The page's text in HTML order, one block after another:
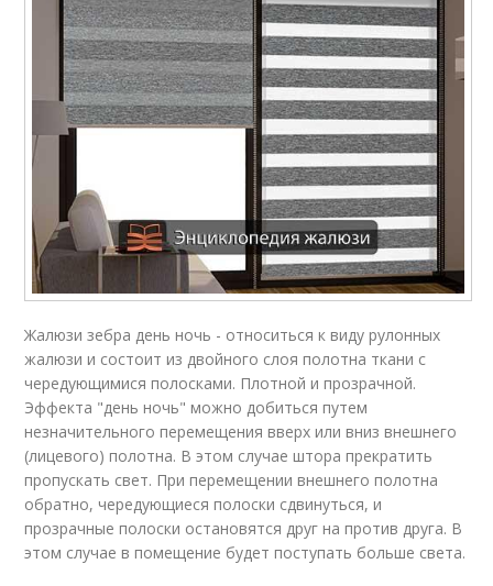
Жалюзи зебра день ночь - относиться к виду рулонных
жалюзи и состоит из двойного слоя полотна ткани с
чередующимися полосками. Плотной и прозрачной.
Эффекта "день ночь" можно добиться путем
незначительного перемещения вверх или вниз внешнего
(лицевого) полотна. В этом случае штора прекратить
пропускать свет. При перемещении внешнего полотна
обратно, чередующиеся полоски сдвинуться, и
прозрачные полоски остановятся друг на против друга. В
этом случае в помещение будет поступать больше света.